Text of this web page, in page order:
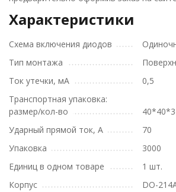
Характеристики
Схема включения диодов
Тип монтажа
Ток утечки, мА
0,5
Транспортная упаковка:
размер/кол-во
Ударный прямой ток, А
70
Упаковка
3000
Единиц в одном товаре
1 шт.
Корпус
DO-